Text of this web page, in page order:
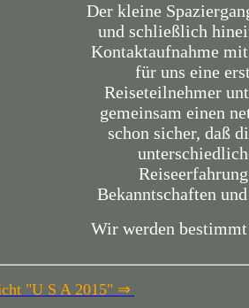
Der kleine
und schließlich
Kontaktaufnahme
für uns eine
Reiseteilnehmer
gemeinsam einen
schon sicher, daß
Bekanntschaften
Wir werden
"U S A 2015" ⇒